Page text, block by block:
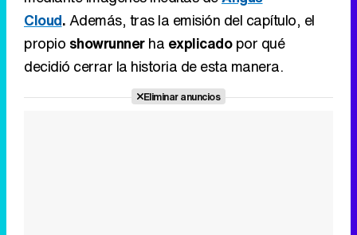
Cloud.Además, tras la emisión del capítulo, el
propio showrunnerha explicadopor qué
decidió cerrar la historia de esta manera.
Eliminar anuncios